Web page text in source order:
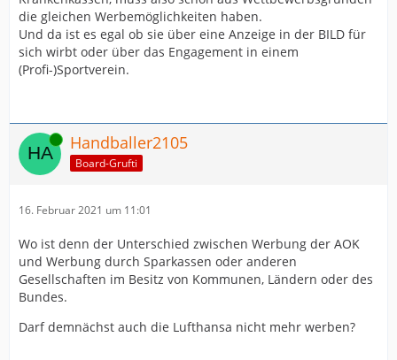
die gleichen Werbemöglichkeiten haben.
Und da ist es egal ob sie über eine Anzeige in der BILD für
sich wirbt oder über das Engagement in einem
(Profi-)Sportverein.
Online Handballer2105
Board-Grufti
16. Februar 2021 um 11:01
Wo ist denn der Unterschied zwischen Werbung der AOK
und Werbung durch Sparkassen oder anderen
Gesellschaften im Besitz von Kommunen, Ländern oder des
Bundes.
Darf demnächst auch die Lufthansa nicht mehr werben?